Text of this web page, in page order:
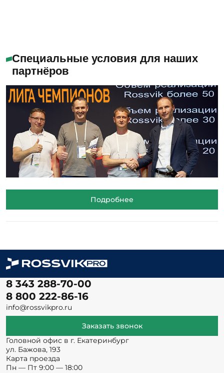
Специальные условия для наших
партнёров
Подробнее
8 343 288-70-00
8 800 222-86-16
info@rossvikpro.ru
Заказать звонок
Головной офис в г. Екатеринбург
ул. Бажова, 193
Карта проезда
Пн — Пт 9:00 — 18:00